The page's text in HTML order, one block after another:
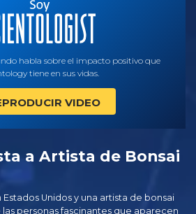
habla sobre el impacto positivo que
tiene en sus vidas.
VIDEO
a Artista de Bonsai
Unidos y una artista de bonsai
las personas fascinantes que aparecen